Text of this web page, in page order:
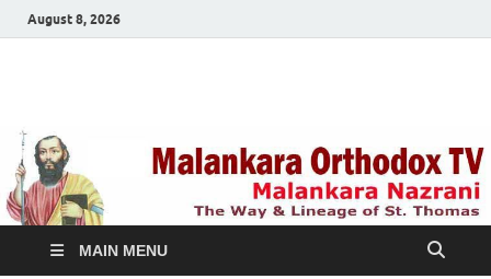
August 8, 2026
TV
MAIN MENU